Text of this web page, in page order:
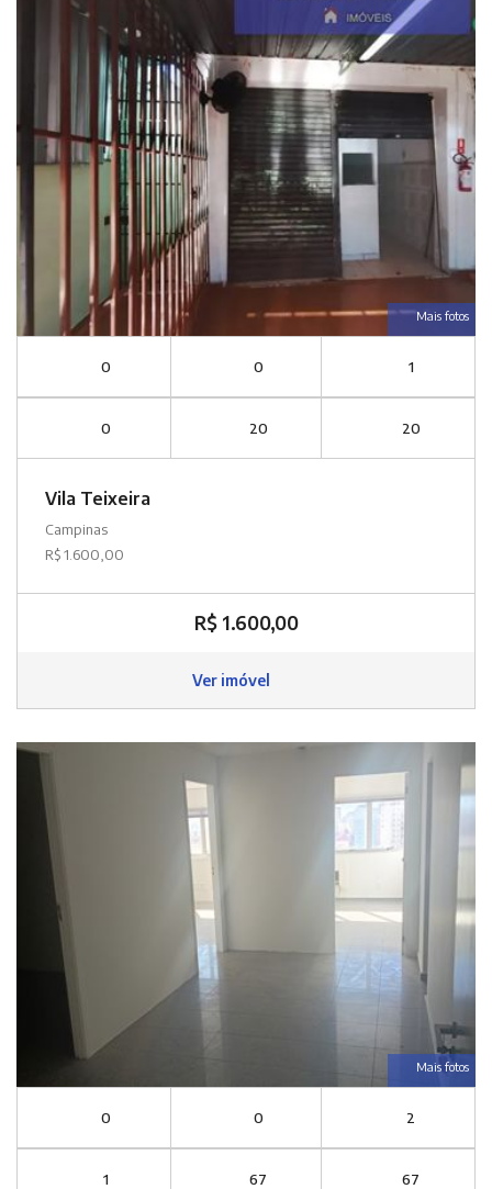
Mais fotos
0 0 1
0 20 20
Vila Teixeira
Campinas
R$ 1.600,00
R$ 1.600,00
Ver imóvel
Mais fotos
0 0 2
1 67 67